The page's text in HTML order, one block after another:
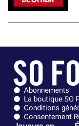
Abonnements
La boutique SO
Conditions
Consentement